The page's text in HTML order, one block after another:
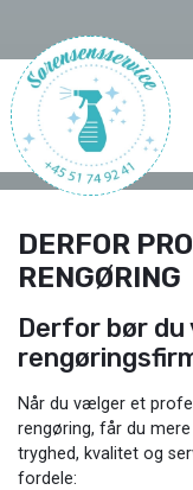
hovedindhold
DERFOR
RENGØRING
Derfor bør
Når du vælger et
rengøring, får du
tryghed, kvalitet og
fordele: